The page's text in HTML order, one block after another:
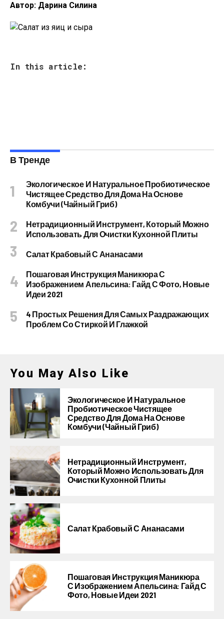
Автор: Дарина Силина
In this article:
В Тренде
Экологическое И Натуральное Пробиотическое
Чистящее Средство Для Дома На Основе
Комбучи (чайный Гриб)
Нетрадиционный Инструмент, Который Можно
Использовать Для Очистки Кухонной Плиты
Салат Крабовый С Ананасами
Пошаговая Инструкция Маникюра С
Изображением Апельсина: Гайд С Фото, Новые
Идеи 2021
4 Простых Решения Для Самых Раздражающих
Проблем Со Стиркой И Глажкой
You May Also Like
Экологическое И Натуральное
Пробиотическое Чистящее
Средство Для Дома На Основе
Комбучи (чайный Гриб)
Нетрадиционный Инструмент,
Который Можно Использовать Для
Очистки Кухонной Плиты
Салат Крабовый С Ананасами
Пошаговая Инструкция Маникюра
С Изображением Апельсина: Гайд С
Фото, Новые Идеи 2021